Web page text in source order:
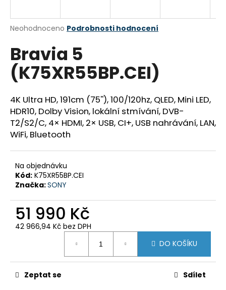
Průměrné
produktu
je
0,0
z
hvězdiček.
Neohodnoceno Podrobnosti hodnocení
Bravia 5
(K75XR55BP.CEI)
4K Ultra HD, 191cm (75''), 100/120hz, QLED, Mini LED,
HDR10, Dolby Vision, lokální stmívání, DVB-
T2/S2/C, 4× HDMI, 2× USB, CI+, USB nahrávání, LAN,
WiFi, Bluetooth
Na objednávku
Kód: K75XR55BP.CEI
Značka:SONY
51 990 Kč
42 966,94 Kč bez DPH
DO KOŠÍKU
Zeptat se Sdílet
j
t
?
HLEDAT
D
o
p
u
č
e
m